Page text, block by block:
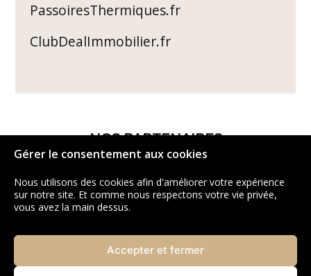
Gérer le consentement aux cookies
Nous utilisons des cookies afin d'améliorer votre expérience
sur notre site. Et comme nous respectons votre vie privée,
vous avez la main dessus.
Accepter et fermer
PassoiresThermiques.fr
ClubDealImmobilier.fr
NOS PARTENAIRES